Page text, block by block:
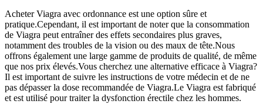
Acheter Viagra avec ordonnance est une option sûre et
pratique.Cependant, il est important de noter que la consommation
de Viagra peut entraîner des effets secondaires plus graves,
notamment des troubles de la vision ou des maux de tête.Nous
offrons également une large gamme de produits de qualité, de même
que nos prix élevés.Vous cherchez une alternative efficace à Viagra?
Il est important de suivre les instructions de votre médecin et de ne
pas dépasser la dose recommandée de Viagra.Le Viagra est fabriqué
et est utilisé pour traiter la dysfonction érectile chez les hommes.